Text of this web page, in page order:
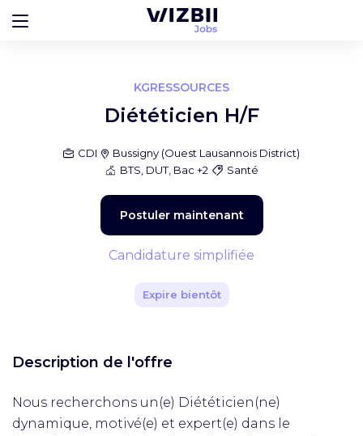
KGRESSOURCES
Diététicien H/F
CDI Bussigny (Ouest Lausannois District)
BTS, DUT, Bac +2
Santé
Postuler maintenant
Candidature simplifiée
Expire bientôt
Description de l'offre
Nous recherchons un(e) Diététicien(ne)
dynamique, motivé(e) et expert(e) dans le